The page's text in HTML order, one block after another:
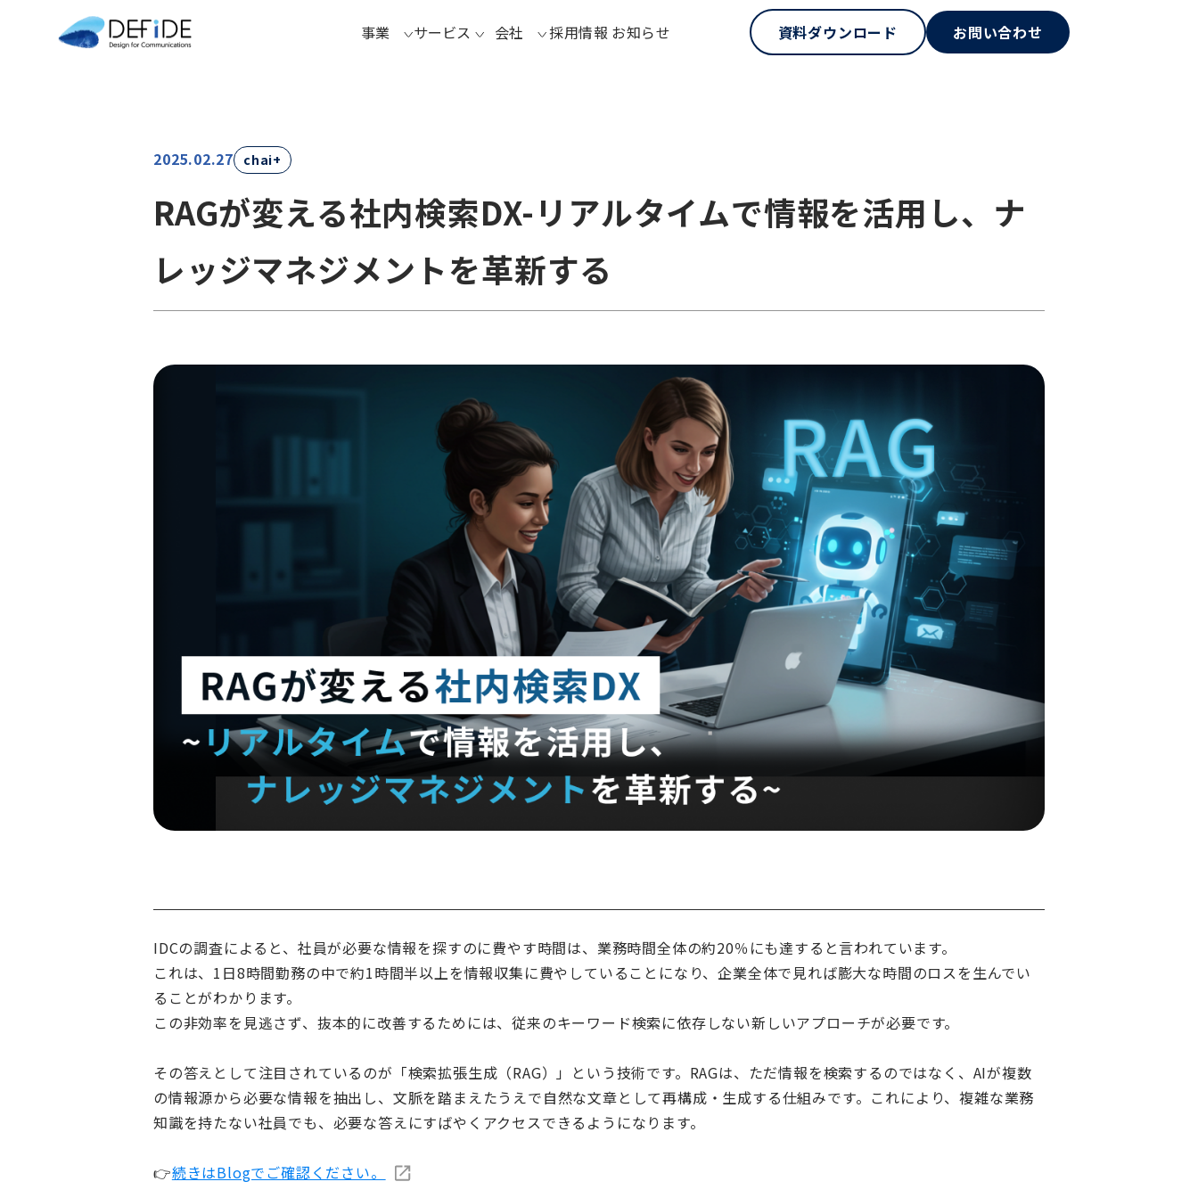
事業 サービス 会社 採用情報 お知らせ 資料ダウンロード お問い合わせ
2025.02.27 chai+
RAGが変える社内検索DX-リアルタイムで情報を活用し、ナ
レッジマネジメントを革新する
IDCの調査によると、社員が必要な情報を探すのに費やす時間は、業務時間全体の約20％にも達すると言われています。
これは、1日8時間勤務の中で約1時間半以上を情報収集に費やしていることになり、企業全体で見れば膨大な時間のロスを生んでい
ることがわかります。
この非効率を見逃さず、抜本的に改善するためには、従来のキーワード検索に依存しない新しいアプローチが必要です。
その答えとして注目されているのが「検索拡張生成（RAG）」という技術です。RAGは、ただ情報を検索するのではなく、AIが複数
の情報源から必要な情報を抽出し、文脈を踏まえたうえで自然な文章として再構成・生成する仕組みです。これにより、複雑な業務
知識を持たない社員でも、必要な答えにすばやくアクセスできるようになります。
👉続きはBlogでご確認ください。